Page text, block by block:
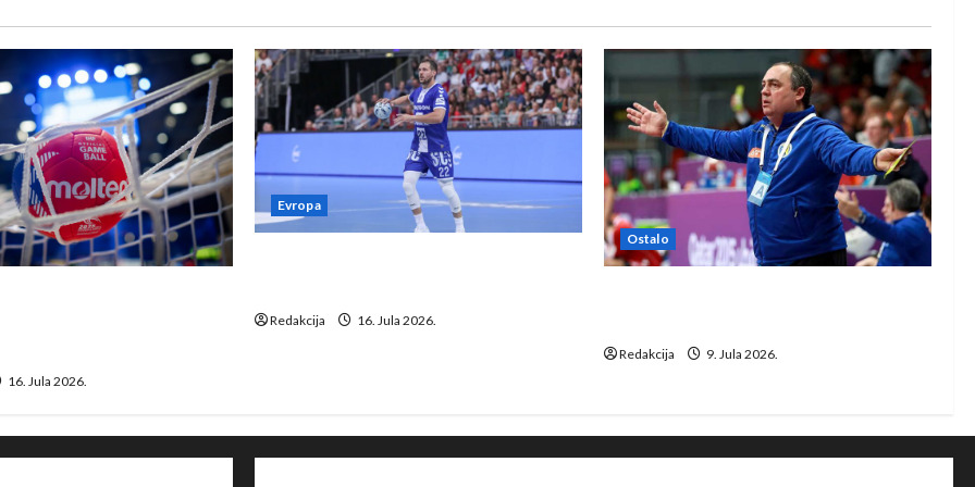
16. Jula 2026.
Evropa
Redakcija 16. Jula 2026.
Ostalo
Redakcija 9. Jula 2026.